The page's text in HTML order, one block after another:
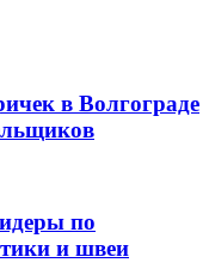
в Волгограде
по
и швеи